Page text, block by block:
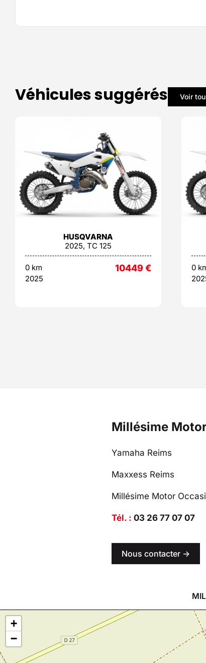
Véhicules suggérés Voir
HUSQVARNA
2025, TC 125
0 km
2025
10449€
0
Millésime
Yamaha Reims
Maxxess Reims
Millésime Motor
Tél. : 03 26 77 07 07
Nous contacter ->
+
−